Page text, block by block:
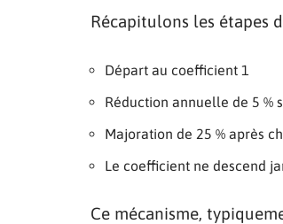
Récapitulons les étapes
Départ au coefficient 1
Réduction annuelle de 5 %
Majoration de 25 % après
Le coefficient ne descend
Ce mécanisme,